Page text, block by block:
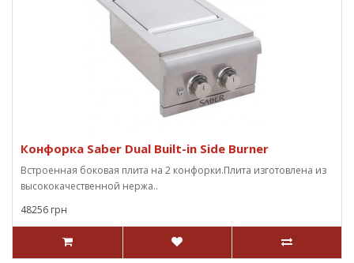
Конфорка Saber Dual Built-in Side Burner
Встроенная боковая плита на 2 конфорки.Плита изготовлена из
высококачественной нержа..
48256 грн